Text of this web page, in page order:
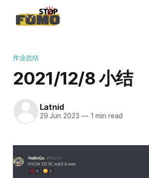
作业总结
2021/12/8 小结
Latnid
29 Jun 2023 —1 min read